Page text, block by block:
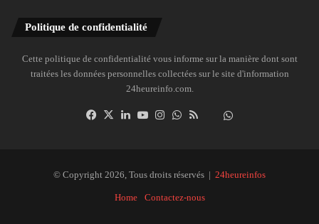
Politique de confidentialité
Cette politique de confidentialité vous informe sur la manière dont sont
traitées les données personnelles collectées sur le site d'information
24heureinfo.com.
Facebook
X LinkedinYouTubeInstagramWhatsAppDailymotion
© Copyright 2026, Tous droits réservés | 24heureinfos
Home Contactez-nous